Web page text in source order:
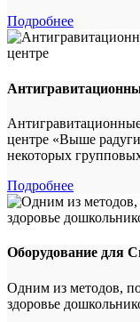
Подробнее
центре «Выше
некоторых
Подробнее
Оборудование для
Одним из методов,
здоровье